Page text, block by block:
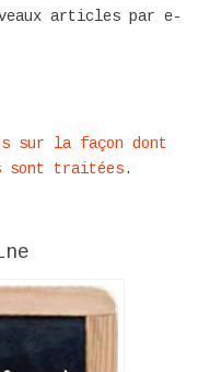
articles par e-
sur la façon dont
sont traitées.